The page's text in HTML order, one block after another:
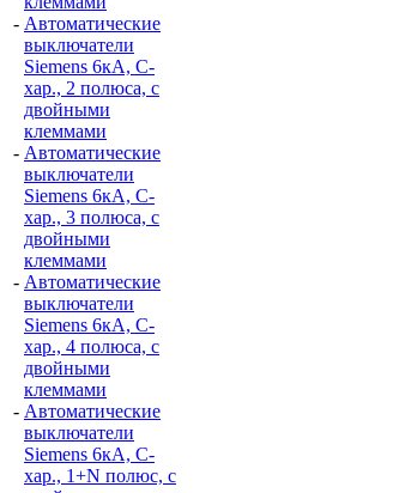
- Автоматические
выключатели
Siemens 6кА, C-
хар., 2 полюса, с
двойными
клеммами
- Автоматические
выключатели
Siemens 6кА, C-
хар., 3 полюса, с
двойными
клеммами
- Автоматические
выключатели
Siemens 6кА, C-
хар., 4 полюса, с
двойными
клеммами
- Автоматические
выключатели
Siemens 6кА, C-
хар., 1+N полюс, с